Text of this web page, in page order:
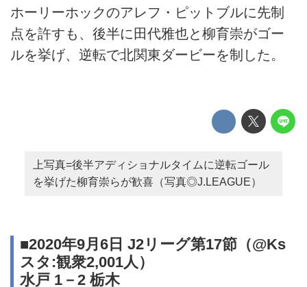
ホーリーホックのアレフ・ピットブルに先制
点を許すも、後半に田代雅也と柳育崇がゴー
ルを挙げ、逆転で北関東ダービーを制した。
上写真=後半アディショナルタイムに逆転ゴール
を挙げた柳育崇らが歓喜（写真◎J.LEAGUE）
■2020年9月6日 J2リーグ第17節（@Ks
スタ:観衆2,001人）
水戸 1－2 栃木